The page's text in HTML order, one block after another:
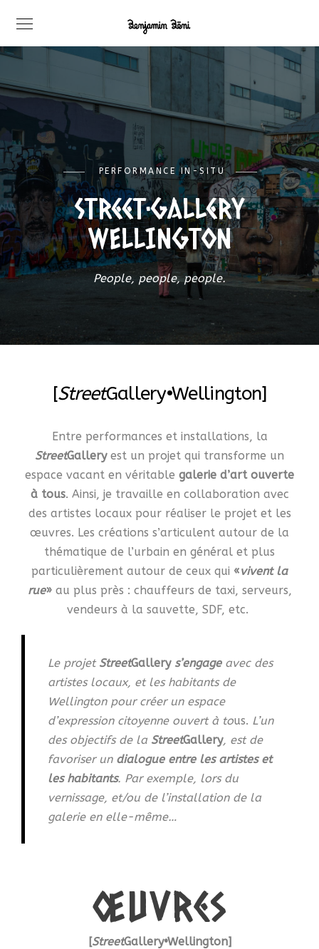
PERFORMANCE IN-SITU
Street•Gallery
WELLINGTON
People, people, people.
[StreetGallery•Wellington]
Entre performances et installations, la
StreetGallery est un projet qui transforme un
espace vacant en véritable galerie d’art ouverte
à tous. Ainsi, je travaille en collaboration avec
des artistes locaux pour réaliser le projet et les
œuvres. Les créations s’articulent autour de la
thématique de l’urbain en général et plus
particulièrement autour de ceux qui «vivent la
rue»au plus près : chauffeurs de taxi, serveurs,
vendeurs à la sauvette, SDF, etc.
Le projet StreetGallery s’engage avec des
artistes locaux, et les habitants de
Wellington pour créer un espace
d’expression citoyenne ouvert à tous. L’un
des objectifs de la StreetGallery, est de
favoriser un dialogue entre les artistes et
les habitants. Par exemple, lors du
vernissage, et/ou de l’installation de la
galerie en elle-même…
œuvres
[StreetGallery•Wellington]